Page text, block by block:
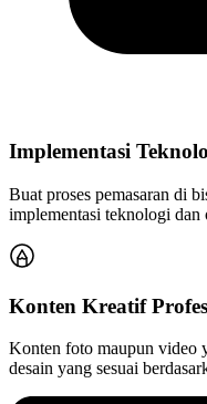
Implementasi
Buat proses pemasaran di
implementasi teknologi dan
Konten Kreatif
Konten foto maupun video
desain yang sesuai